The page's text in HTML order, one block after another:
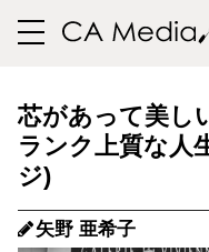
toggle
芯があって美し
ランク上質な人
ジ)
矢野 亜希子